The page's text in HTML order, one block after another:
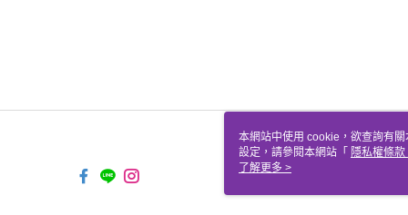
本網站中使用 cookie，欲查詢有
設定，請參閱本網站「 隱私權條款
使用 cookie。
了解更多 >